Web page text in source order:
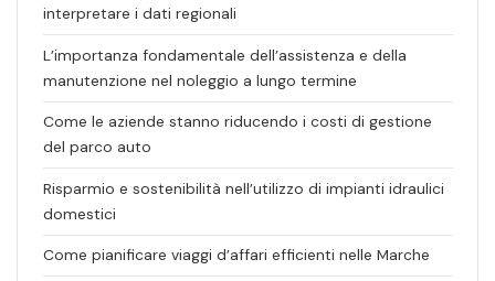
interpretare i dati regionali
L’importanza fondamentale dell’assistenza e della
manutenzione nel noleggio a lungo termine
Come le aziende stanno riducendo i costi di gestione
del parco auto
Risparmio e sostenibilità nell’utilizzo di impianti idraulici
domestici
Come pianificare viaggi d’affari efficienti nelle Marche